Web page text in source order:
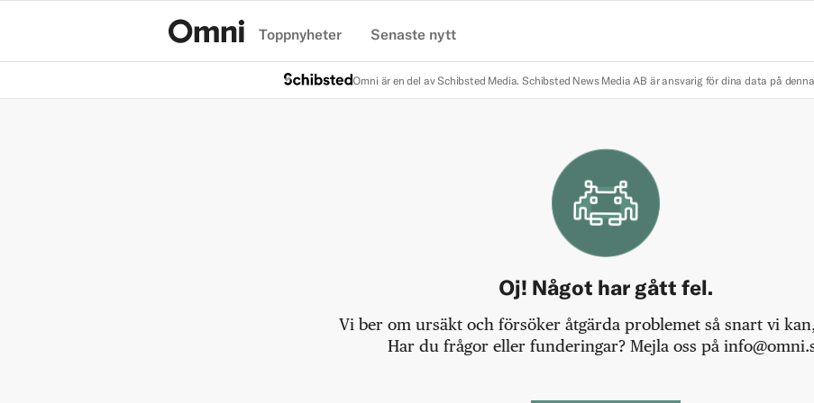
Toppnyheter Senaste nytt
Omni är en del av Schibsted Media. Schibsted News Media AB är ansvarig för dina data på
Oj! Något har gått fel.
Vi ber om ursäkt och försöker åtgärda problemet så snart vi
Har du frågor eller funderingar? Mejla oss på